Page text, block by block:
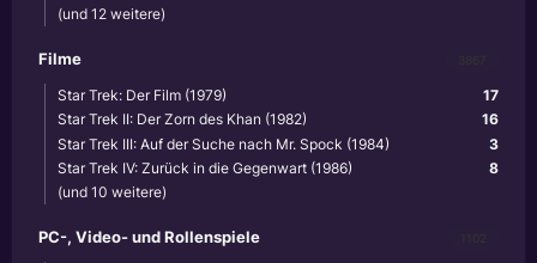
(und 12 weitere)
Filme
17
Star Trek: Der Film (1979)
16
Star Trek II: Der Zorn des Khan (1982)
3
Star Trek III: Auf der Suche nach Mr. Spock (1984)
8
Star Trek IV: Zurück in die Gegenwart (1986)
(und 10 weitere)
PC-, Video- und Rollenspiele